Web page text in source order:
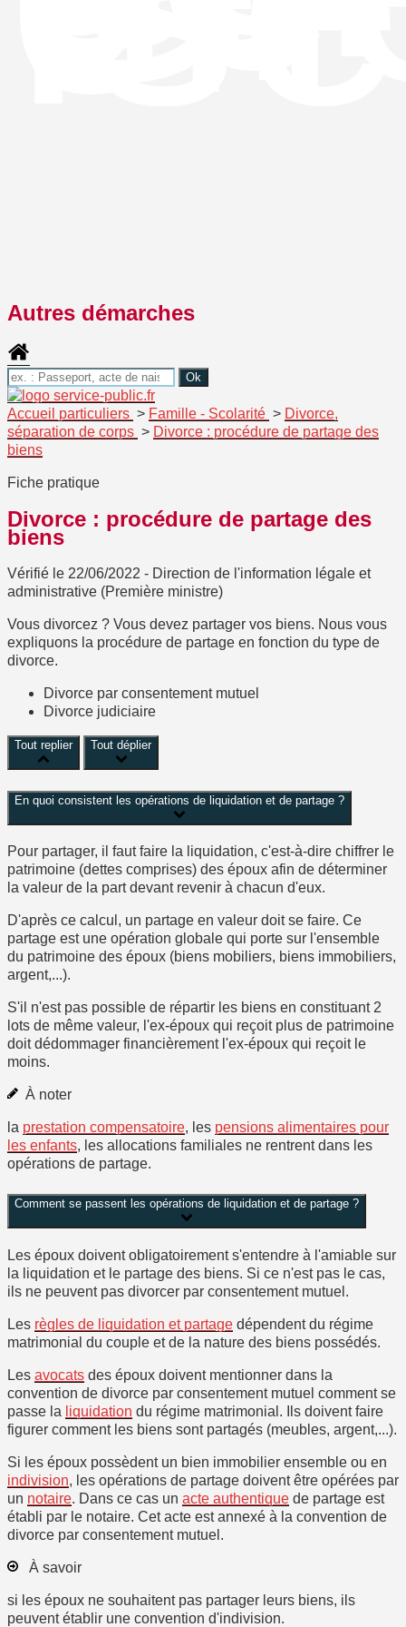
Autres démarches
Accueil particuliers > Famille - Scolarité > Divorce,
séparation de corps > Divorce : procédure de partage des
biens
Fiche pratique
Divorce : procédure de partage des
biens
Vérifié le 22/06/2022 - Direction de l'information légale et
administrative (Première ministre)
Vous divorcez ? Vous devez partager vos biens. Nous vous
expliquons la procédure de partage en fonction du type de
divorce.
Divorce par consentement mutuel
Divorce judiciaire
Tout replier Tout déplier
En quoi consistent les opérations de liquidation et de partage ?
Pour partager, il faut faire la liquidation, c'est-à-dire chiffrer le
patrimoine (dettes comprises) des époux afin de déterminer
la valeur de la part devant revenir à chacun d'eux.
D'après ce calcul, un partage en valeur doit se faire. Ce
partage est une opération globale qui porte sur l'ensemble
du patrimoine des époux (biens mobiliers, biens immobiliers,
argent,...).
S'il n'est pas possible de répartir les biens en constituant 2
lots de même valeur, l'ex-époux qui reçoit plus de patrimoine
doit dédommager financièrement l'ex-époux qui reçoit le
moins.
À noter
la prestation compensatoire, les pensions alimentaires pour
les enfants, les allocations familiales ne rentrent dans les
opérations de partage.
Comment se passent les opérations de liquidation et de partage ?
Les époux doiventobligatoirements'entendre à l'amiable sur
la liquidation et le partage des biens. Si ce n'est pas le cas,
ils ne peuvent pas divorcer par consentement mutuel.
Les règles de liquidation et partage dépendent du régime
matrimonial du couple et de la nature des biens possédés.
Les avocats des époux doivent mentionner dans la
convention de divorce par consentement mutuel comment se
passe la liquidation du régime matrimonial. Ils doivent faire
figurer comment les biens sont partagés (meubles, argent,...).
Si les époux possèdent un bien immobilier ensemble ou en
indivision, les opérations de partage doivent être opérées par
un notaire. Dans ce cas un acte authentique de partage est
établi par le notaire. Cet acte est annexé à la convention de
divorce par consentement mutuel.
À savoir
si les époux ne souhaitent pas partager leurs biens, ils
peuvent établir une convention d'indivision.